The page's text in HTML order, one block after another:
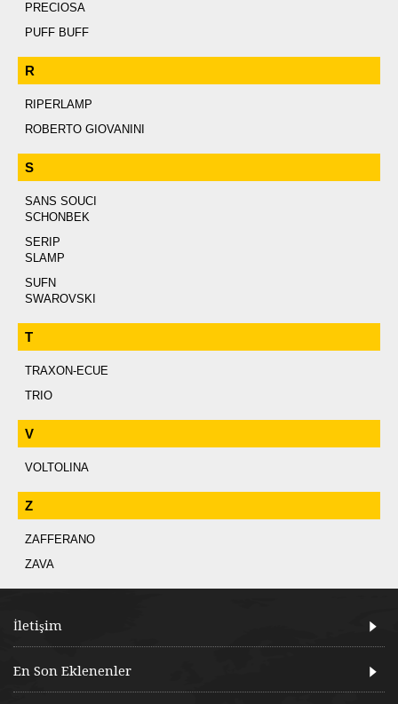
PRECIOSA
PUFF BUFF
R
RIPERLAMP
ROBERTO GIOVANINI
S
SANS SOUCI
SCHONBEK
SERIP
SLAMP
SUFN
SWAROVSKI
T
TRAXON-ECUE
TRIO
V
VOLTOLINA
Z
ZAFFERANO
ZAVA
İletişim
En Son Eklenenler